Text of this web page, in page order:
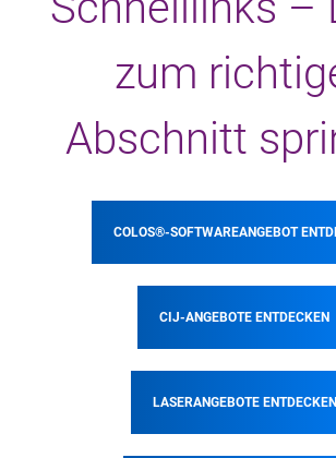
zum
Abschnitt
COLOS®-SOFTWAREANGEBOT
CIJ-ANGEBOTE ENTDECKEN
LASERANGEBOTE ENTDECKEN